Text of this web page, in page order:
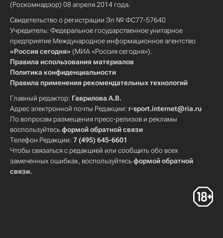
(Роскомнадзор) 08 апреля 2014 года.
Свидетельство о регистрации Эл № ФС77-57640
Учредитель: Федеральное государственное унитарное
предприятие Международное информационное агентство
«Россия сегодня» (МИА «Россия сегодня»).
Правила использования материалов
Политика конфиденциальности
Правила применения рекомендательных технологий
Главный редактор: Гаврилова А.В.
Адрес электронной почты Редакции: r-sport.internet@ria.ru
По вопросам размещения пресс-релизов и рекламы
воспользуйтесьформой обратной связи
Телефон Редакции: 7 (495) 645-6601
Чтобы связаться с редакцией или сообщить обо всех
замеченных ошибках, воспользуйтесьформой обратной
связи.